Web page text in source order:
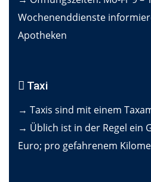
Wochenenddienste
Apotheken
Taxi
→ Taxis sind mit einem
→ Üblich ist in der Regel ein
Euro; pro gefahrenem